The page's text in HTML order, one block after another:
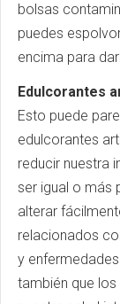
bolsas
puedes
encima para
Edulcorantes
Esto puede
edulcorantes
reducir nuestra
ser igual o más
alterar
relacionados
y
también que